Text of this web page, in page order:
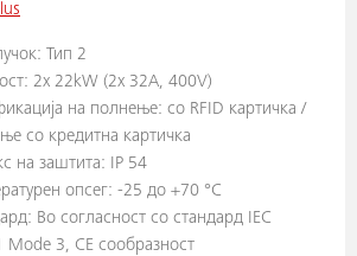
Тип 2
2x 22kW (2x 32A, 400V)
на полнење: со RFID картичка /
со кредитна картичка
на заштита: IP 54
опсег: -25 до +70 °С
Во согласност со стандард IEC
Mode 3, CE сообразност